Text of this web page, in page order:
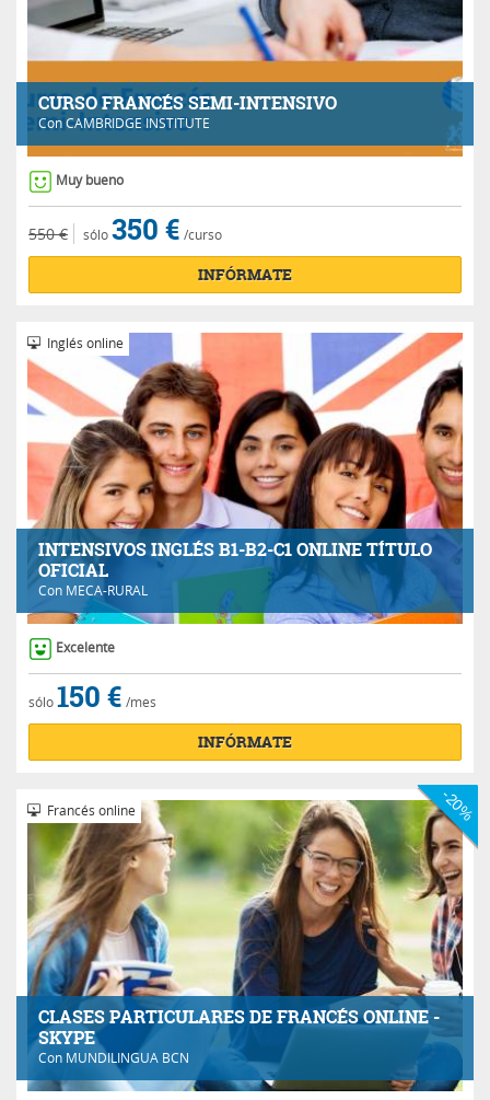
CURSO FRANCÉS SEMI-INTENSIVO
ConCAMBRIDGE INSTITUTE
Muy bueno
550 € sólo350 € /curso
INFÓRMATE
INTENSIVOS INGLÉS B1-B2-C1 ONLINE TÍTULO
OFICIAL
Con MECA-RURAL
Inglés online
Excelente
sólo150 € /mes
INFÓRMATE
CLASES PARTICULARES DE FRANCÉS ONLINE -
SKYPE
Con MUNDILINGUA BCN
Francés online -20%